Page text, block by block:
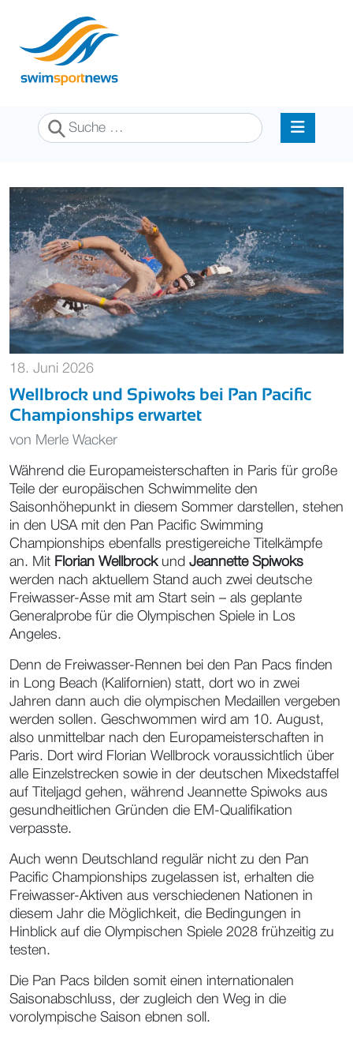
Suchen
18. Juni 2026
Wellbrock und Spiwoks bei Pan Pacific
Championships erwartet
von Merle Wacker
Während die Europameisterschaften in Paris für große
Teile der europäischen Schwimmelite den
Saisonhöhepunkt in diesem Sommer darstellen, stehen
in den USA mit den Pan Pacific Swimming
Championships ebenfalls prestigereiche Titelkämpfe
an. Mit Florian Wellbrockund Jeannette Spiwoks
werden nach aktuellem Stand auch zwei deutsche
Freiwasser-Asse mit am Start sein – als geplante
Generalprobe für die Olympischen Spiele in Los
Angeles.
Denn de Freiwasser-Rennen bei den Pan Pacs finden
in Long Beach (Kalifornien) statt, dort wo in zwei
Jahren dann auch die olympischen Medaillen vergeben
werden sollen. Geschwommen wird am 10. August,
also unmittelbar nach den Europameisterschaften in
Paris. Dort wird Florian Wellbrock voraussichtlich über
alle Einzelstrecken sowie in der deutschen Mixedstaffel
auf Titeljagd gehen, während Jeannette Spiwoks aus
gesundheitlichen Gründen die EM-Qualifikation
verpasste.
Auch wenn Deutschland regulär nicht zu den Pan
Pacific Championships zugelassen ist, erhalten die
Freiwasser-Aktiven aus verschiedenen Nationen in
diesem Jahr die Möglichkeit, die Bedingungen in
Hinblick auf die Olympischen Spiele 2028 frühzeitig zu
testen.
Die Pan Pacs bilden somit einen internationalen
Saisonabschluss, der zugleich den Weg in die
vorolympische Saison ebnen soll.